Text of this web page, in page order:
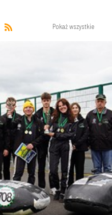
Pokaż wszystkie